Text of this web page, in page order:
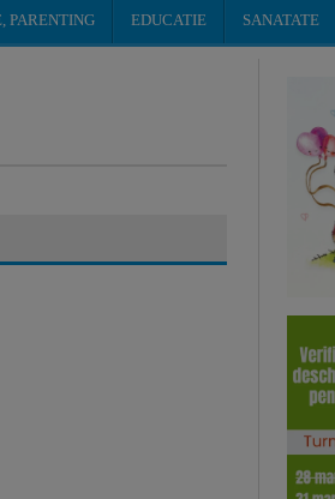
PARENTING EDUCATIE SANATATE